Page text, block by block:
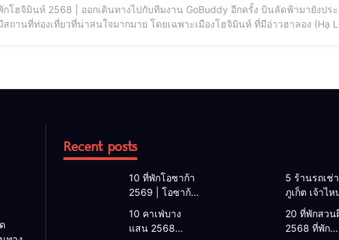
กโฮจิมินห์ 2568 | ออกเดินทางไปกับทีมงาน GoBuddy อีกครั้ง บินลัดฟ้ามายังปร
สถานที่ท่องเที่ยวที่น่าสนใจมากมาย โดยเฉพาะเมืองโฮจิมินห์ ที่มีอ่าวฮาลอง (Hạ
Recent posts
10 ที่พักโอซาก้า
2569 | โอซาก้า
โรงแรมโอซาก้า
ใกล้สถานีรถไฟ
5 ร้านรถเช่า
ภูเก็ต เจ้าไห
2026 | แนะ
เช่ารถภูเก็ต
2568 รับรถ
10 คาเฟ่บาง
แสน 2568
20 ที่พักสวน
2568 ที่พัก